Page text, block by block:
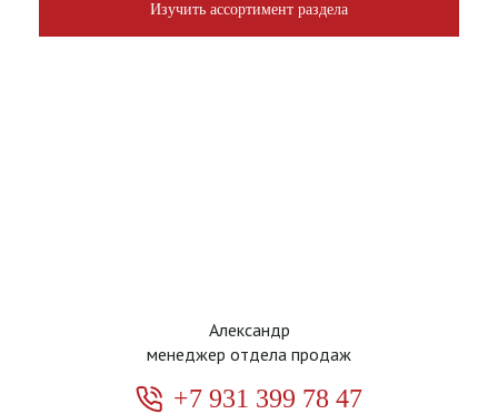
Изучить ассортимент раздела
Александр
менеджер отдела продаж
+7 931 399 78 47